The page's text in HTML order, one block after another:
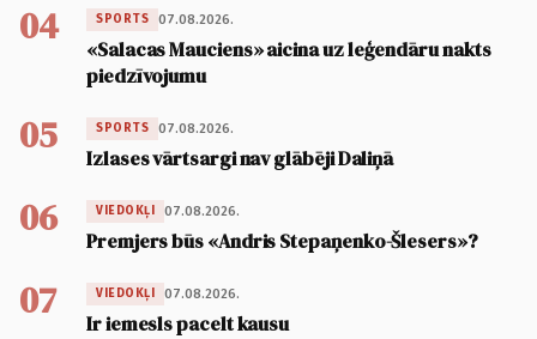
04 SPORTS 07.08.2026.
«Salacas Mauciens» aicina uz leģendāru nakts
piedzīvojumu
05 SPORTS 07.08.2026.
Izlases vārtsargi nav glābēji Daliņā
06 VIEDOKĻI 07.08.2026.
Premjers būs «Andris Stepaņenko-Šlesers»?
07 VIEDOKĻI 07.08.2026.
Ir iemesls pacelt kausu